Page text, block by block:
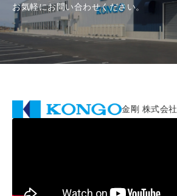
お気軽にお問い合わせください。
金剛 株式会社